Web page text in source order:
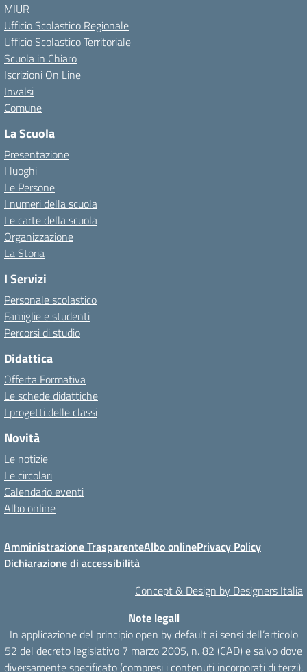
MIUR
Ufficio Scolastico Regionale
Ufficio Scolastico Territoriale
Scuola in Chiaro
Iscrizioni On Line
Invalsi
Comune
La Scuola
Presentazione
I luoghi
Le Persone
I numeri della scuola
Le carte della scuola
Organizzazione
La Storia
I Servizi
Personale scolastico
Famiglie e studenti
Percorsi di studio
Didattica
Offerta Formativa
Le schede didattiche
I progetti delle classi
Novità
Le notizie
Le circolari
Calendario eventi
Albo online
Amministrazione TrasparenteAlbo onlinePrivacy Policy
Dichiarazione di accessibilità
Concept & Design by Designers Italia
Note legali
In applicazione del principio open by default ai sensi dell’articolo
52 del decreto legislativo 7 marzo 2005, n. 82 (CAD) e salvo dove
diversamente specificato (compresi i contenuti incorporati di terzi),